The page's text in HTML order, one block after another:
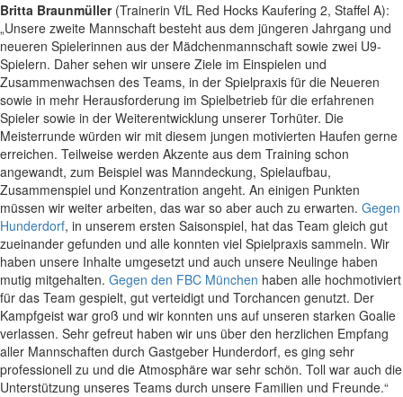
Britta Braunmüller(Trainerin VfL Red Hocks Kaufering 2, Staffel A):
„Unsere zweite Mannschaft besteht aus dem jüngeren Jahrgang und
neueren Spielerinnen aus der Mädchenmannschaft sowie zwei U9-
Spielern. Daher sehen wir unsere Ziele im Einspielen und
Zusammenwachsen des Teams, in der Spielpraxis für die Neueren
sowie in mehr Herausforderung im Spielbetrieb für die erfahrenen
Spieler sowie in der Weiterentwicklung unserer Torhüter. Die
Meisterrunde würden wir mit diesem jungen motivierten Haufen gerne
erreichen. Teilweise werden Akzente aus dem Training schon
angewandt, zum Beispiel was Manndeckung, Spielaufbau,
Zusammenspiel und Konzentration angeht. An einigen Punkten
müssen wir weiter arbeiten, das war so aber auch zu erwarten. Gegen
Hunderdorf, in unserem ersten Saisonspiel, hat das Team gleich gut
zueinander gefunden und alle konnten viel Spielpraxis sammeln. Wir
haben unsere Inhalte umgesetzt und auch unsere Neulinge haben
mutig mitgehalten. Gegen den FBC München haben alle hochmotiviert
für das Team gespielt, gut verteidigt und Torchancen genutzt. Der
Kampfgeist war groß und wir konnten uns auf unseren starken Goalie
verlassen. Sehr gefreut haben wir uns über den herzlichen Empfang
aller Mannschaften durch Gastgeber Hunderdorf, es ging sehr
professionell zu und die Atmosphäre war sehr schön. Toll war auch die
Unterstützung unseres Teams durch unsere Familien und Freunde.“